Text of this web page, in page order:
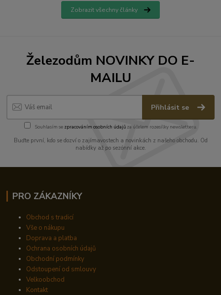
Zobrazit všechny články
Železodům NOVINKY DO E-
MAILU
Přihlásit se
Souhlasím se zpracováním osobních údajůza účelem rozesílky newsletteru.
Buďte první, kdo se dozví o zajímavostech a novinkách z našeho obchodu. Od
nabídky až po sezónní akce.
PRO ZÁKAZNÍKY
Obchod s tradicí
Vše o nákupu
Doprava a platba
Ochrana osobních údajů
Obchodní podmínky
Odstoupení od smlouvy
Velkoobchod
Kontakt